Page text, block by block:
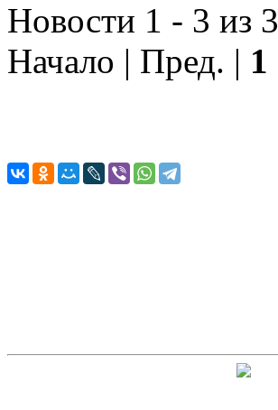
Новости 1 - 3 из 3
Начало | Пред. | 1